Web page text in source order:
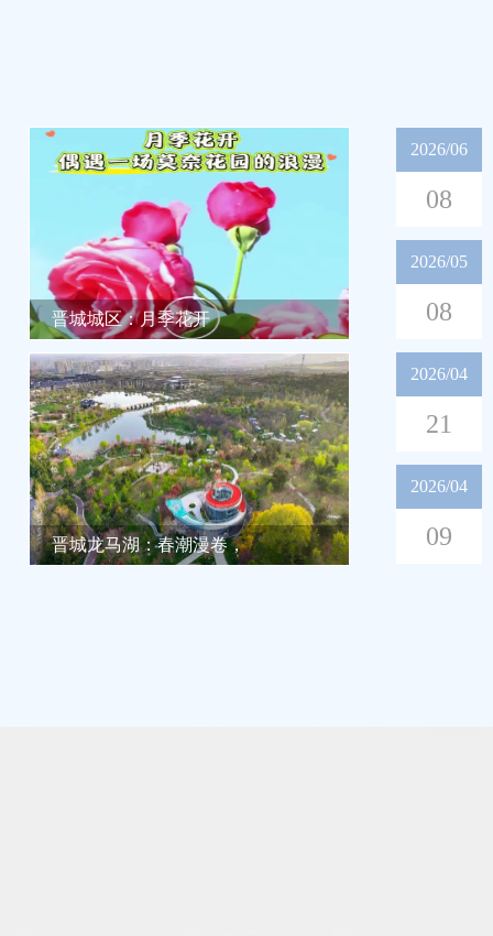
晋城城区：月季花开
晋城城区司徒小镇：“五一...
晋城龙马湖：春潮漫卷，
晋城前进路游园春日焕新
2026/06
08
2026/05
08
2026/04
21
2026/04
09